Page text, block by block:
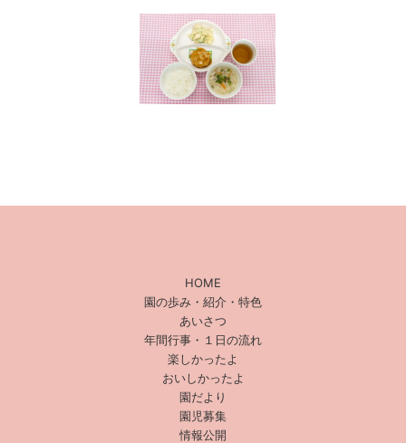
HOME
園の歩み・紹介・特色
あいさつ
年間行事・１日の流れ
楽しかったよ
おいしかったよ
園だより
園児募集
情報公開